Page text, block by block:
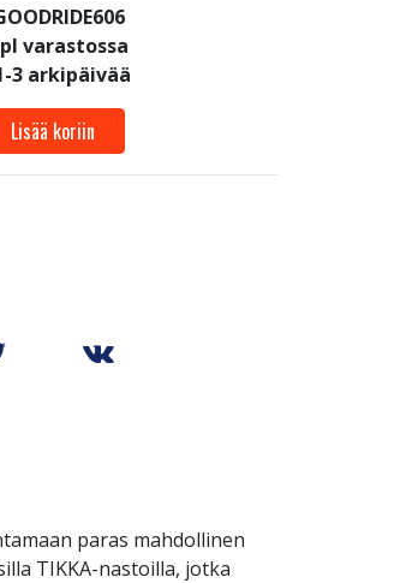
varastossa
3 arkipäivää
Lisää koriin
paras mahdollinen
TIKKA-nastoilla, jotka